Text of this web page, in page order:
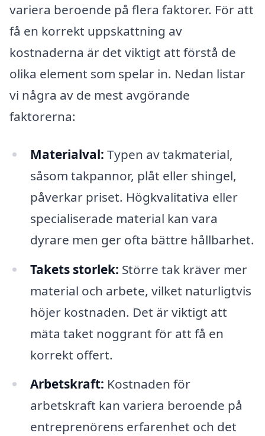
variera beroende på flera faktorer. För att
få en korrekt uppskattning av
kostnaderna är det viktigt att förstå de
olika element som spelar in. Nedan listar
vi några av de mest avgörande
faktorerna:
Materialval: Typen av takmaterial,
såsom takpannor, plåt eller shingel,
påverkar priset. Högkvalitativa eller
specialiserade material kan vara
dyrare men ger ofta bättre hållbarhet.
Takets storlek: Större tak kräver mer
material och arbete, vilket naturligtvis
höjer kostnaden. Det är viktigt att
mäta taket noggrant för att få en
korrekt offert.
Arbetskraft: Kostnaden för
arbetskraft kan variera beroende på
entreprenörens erfarenhet och det